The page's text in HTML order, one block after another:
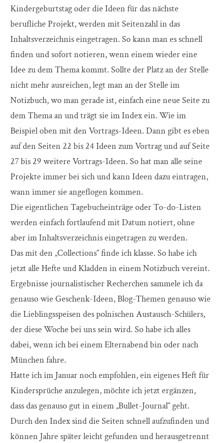
Kindergeburtstag oder die Ideen für das nächste
berufliche Projekt, werden mit Seitenzahl in das
Inhaltsverzeichnis eingetragen. So kann man es schnell
finden und sofort notieren, wenn einem wieder eine
Idee zu dem Thema kommt. Sollte der Platz an der Stelle
nicht mehr ausreichen, legt man an der Stelle im
Notizbuch, wo man gerade ist, einfach eine neue Seite zu
dem Thema an und trägt sie im Index ein. Wie im
Beispiel oben mit den Vortrags-Ideen. Dann gibt es eben
auf den Seiten 22 bis 24 Ideen zum Vortrag und auf Seite
27 bis 29 weitere Vortrags-Ideen. So hat man alle seine
Projekte immer bei sich und kann Ideen dazu eintragen,
wann immer sie angeflogen kommen.
Die eigentlichen Tagebucheinträge oder To-do-Listen
werden einfach fortlaufend mit Datum notiert, ohne
aber im Inhaltsverzeichnis eingetragen zu werden.
Das mit den „Collections“ finde ich klasse. So habe ich
jetzt alle Hefte und Kladden in einem Notizbuch vereint.
Ergebnisse journalistischer Recherchen sammele ich da
genauso wie Geschenk-Ideen, Blog-Themen genauso wie
die Lieblingsspeisen des polnischen Austausch-Schülers,
der diese Woche bei uns sein wird. So habe ich alles
dabei, wenn ich bei einem Elternabend bin oder nach
München fahre.
Hatte ich im Januar noch empfohlen, ein eigenes Heft für
Kindersprüche anzulegen, möchte ich jetzt ergänzen,
dass das genauso gut in einem „Bullet-Journal“ geht.
Durch den Index sind die Seiten schnell aufzufinden und
können Jahre später leicht gefunden und herausgetrennt